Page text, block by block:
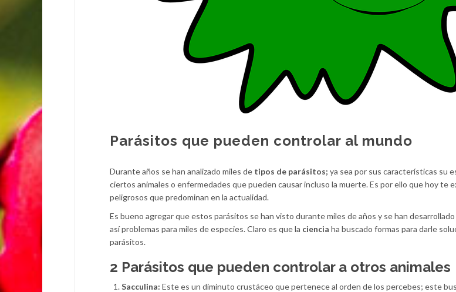
Parásitos que pueden controlar al mundo
Durante años se han analizado miles de tipos de parásitos; ya sea por sus características su
ciertos animales o enfermedades que pueden causar incluso la muerte. Es por ello que hoy te
peligrosos que predominan en la actualidad.
Es bueno agregar que estos parásitos se han visto durante miles de años y se han
así problemas para miles de especies. Claro es que la ciencia ha buscado formas para darle
parásitos.
2 Parásitos que pueden controlar a otros animales
Sacculina: Este es un diminuto crustáceo que pertenece al orden de los percebes; este